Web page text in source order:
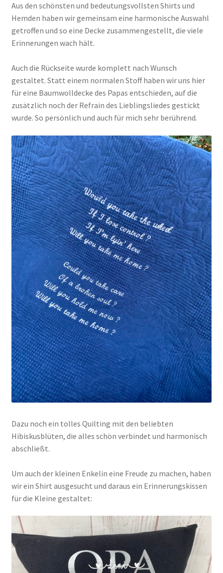
Aus den schönsten und bedeutungsvollsten Shirts und
Hemden haben wir gemeinsam eine harmonische Auswahl
getroffen und so eine Decke zusammengestellt, die viele
Erinnerungen wach hält.
Auch die Rückseite wurde komplett nach Wunsch
gestaltet. Statt einem normalen Stoff haben wir uns hier
für eine Baumwolldecke des Papas entschieden, auf die
zusätzlich noch der Refrain des Lieblingsliedes gestickt
wurde. So persönlich und auch für mich sehr berührend.
Dazu noch ein tolles Quilting mit den beliebten
Hibiskusblüten, die alles schön verbindet und harmonisch
abschließt.
Um auch der kleinen Enkelin eine Freude zu machen, haben
wir ein Shirt ausgesucht und daraus ein Erinnerungskissen
für die Kleine gestaltet: